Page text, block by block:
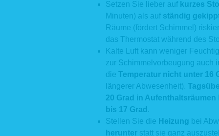
Setzen Sie lieber auf kurzes
Minuten) als auf ständig
Räume (fördert Schimmel)
das Thermostat während des
Kalte Luft kann weniger
zur Schimmelvorbeugung auch
die Temperatur nicht unter 16
längerer Abwesenheit).
20 Grad in Aufenthaltsräumen
bis 17 Grad .
Stellen Sie die Heizung bei
herunter statt sie ganz
unseren